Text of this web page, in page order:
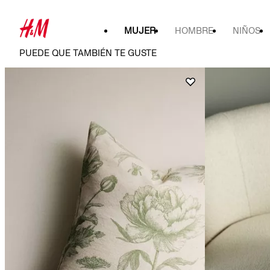
MUJER HOMBRE NIÑOS
PUEDE QUE TAMBIÉN TE GUSTE